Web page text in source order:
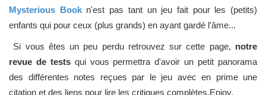
Mysterious Book n'est pas tant un jeu fait pour les (petits)
enfants qui pour ceux (plus grands) en ayant gardé l'âme...
Si vous êtes un peu perdu retrouvez sur cette page, notre
revue de testsqui vous permettra d'avoir un petit panorama
des différentes notes reçues par le jeu avec en prime une
citation et des liens pour lire les critiques complètes.Enjoy.